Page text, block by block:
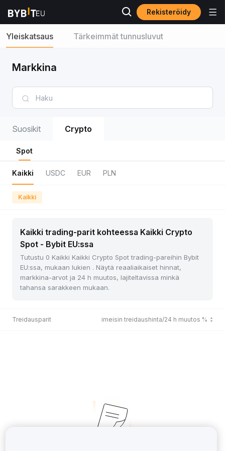
Rekisteröidy
Yleiskatsaus Tärkeimmät tunnusluvut
Markkina
Suosikit Crypto
Spot
Kaikki USDC EUR PLN
Kaikki
Kaikki trading-parit kohteessa Kaikki Crypto
Spot - Bybit EU:ssa
Tutustu 0 Kaikki Kaikki Crypto Spot trading-pareihin Bybit
EU:ssa, mukaan lukien . Näytä reaaliaikaiset hinnat,
markkina-arvot ja 24 h muutos, lajiteltavissa minkä
tahansa sarakkeen mukaan.
Treidausparit Viimeisin treidaushinta/24 h muutos %